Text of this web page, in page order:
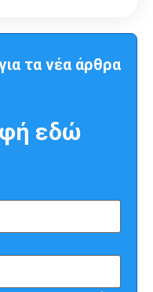
τα νέα άρθρα
εδώ